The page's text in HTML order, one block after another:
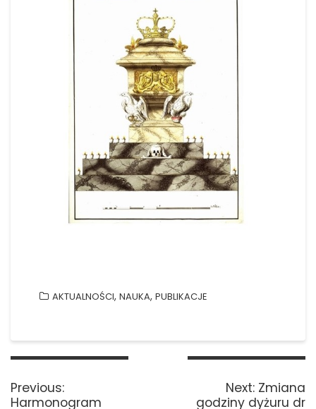
AKTUALNOŚCI, NAUKA, PUBLIKACJE
Nawigacja
wpisu
Previous:Previous
post:
Harmonogram
Next: Next
post:
Zmiana
godziny dyżuru dr